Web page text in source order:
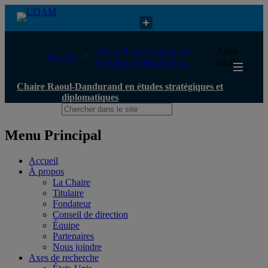
Chaire Raoul-Dandurand en études stratégiques et diplomatiques
UQAM
Chaire Raoul-Dandurand
en études stratégiques e...
Aitaa
rajalle
Chaire Raoul-Dandurand en études stratégiques et
diplomatiques
Menu Principal
Accueil
À propos
La Chaire
Titulaire
Fondateur
Conseil de direction
Équipe
Partenaires
Nous joindre
Axes de recherche